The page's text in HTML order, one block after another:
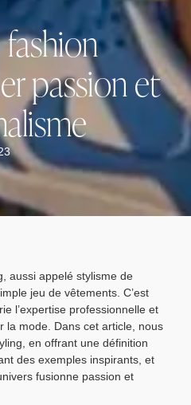
passion et
aussi appelé stylisme de
jeu de vêtements. C’est
l’expertise professionnelle et
la mode. Dans cet article, nous
en offrant une définition
des exemples inspirants, et
fusionne passion et